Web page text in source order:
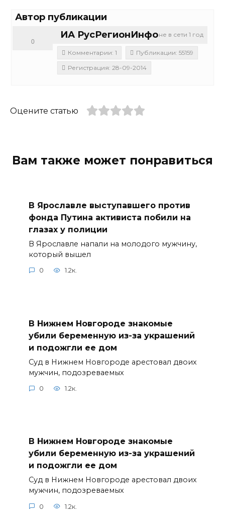
Автор публикации
не в сети 1 год
ИА РусРегионИнфо
0
Комментарии: 1
Публикации: 55159
Регистрация: 28-09-2014
Оцените статью
Вам также может понравиться
В Ярославле выступавшего против
фонда Путина активиста побили на
глазах у полиции
В Ярославле напали на молодого мужчину,
который вышел
0 1.2к.
В Нижнем Новгороде знакомые
убили беременную из-за украшений
и подожгли ее дом
Суд в Нижнем Новгороде арестовал двоих
мужчин, подозреваемых
0 1.2к.
В Нижнем Новгороде знакомые
убили беременную из-за украшений
и подожгли ее дом
Суд в Нижнем Новгороде арестовал двоих
мужчин, подозреваемых
0 1.2к.